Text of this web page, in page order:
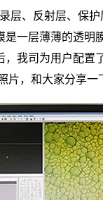
层、反射层、保
一层薄薄的透明
我司为用户配置
，和大家分享一